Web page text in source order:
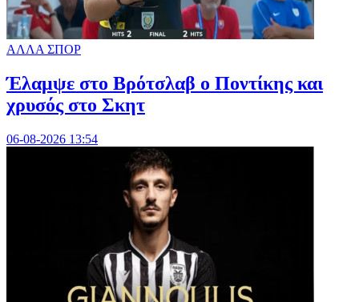
ΑΛΛΑ ΣΠΟΡ
Έλαμψε στο Βρότσλαβ ο Ποντίκης και
χρυσός στο Σκητ
06-08-2026 13:54